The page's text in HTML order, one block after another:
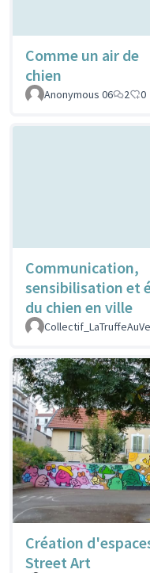
Comme un air de
chien
Anonymous 06
2 0
Communication,
sensibilisation et
du chien en ville
Création
Street Art